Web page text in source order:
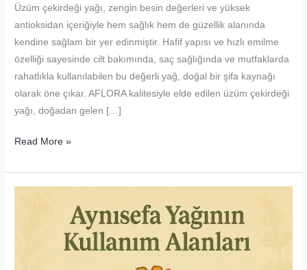
Üzüm çekirdeği yağı, zengin besin değerleri ve yüksek
antioksidan içeriğiyle hem sağlık hem de güzellik alanında
kendine sağlam bir yer edinmiştir. Hafif yapısı ve hızlı emilme
özelliği sayesinde cilt bakımında, saç sağlığında ve mutfaklarda
rahatlıkla kullanılabilen bu değerli yağ, doğal bir şifa kaynağı
olarak öne çıkar. AFLORA kalitesiyle elde edilen üzüm çekirdeği
yağı, doğadan gelen […]
Üzüm
Yağı
Read More »